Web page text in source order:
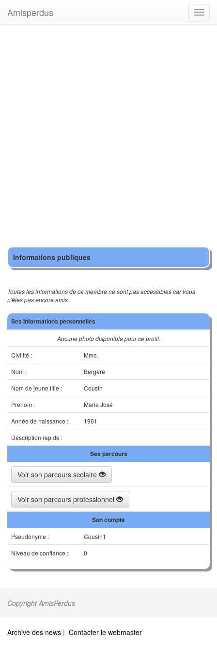
Amisperdus
Informations publiques
Toutes les informations de ce membre ne sont pas accessibles car vous
n'êtes pas encore amis.
Ses informations personnelles
Aucune photo disponible pour ce profil.
Civilité :
Mme.
Nom :
Bergere
Nom de jeune fille :
Cousin
Prénom :
Marie José
Année de naissance :
1961
Description rapide :
Ses parcours
Voir son parcours scolaire
Voir son parcours professionnel
Son compte
Pseudonyme :
Cousin1
Niveau de confiance :
0
Copyright AmisPerdus
Archive des news | Contacter le webmaster